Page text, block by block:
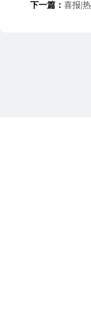
下一篇： 喜报|